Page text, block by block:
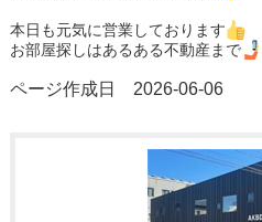
本日も元気に営業しております
お部屋探しはあるある不動産まで
ページ作成日 2026-06-06